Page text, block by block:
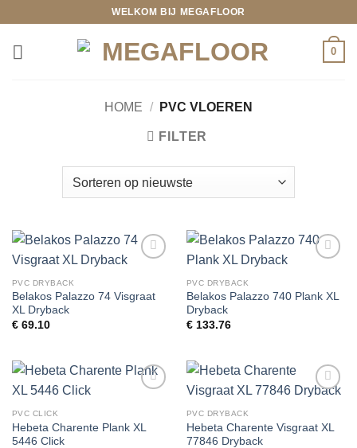
inhoud
WELKOM BIJ MEGAFLOOR
0
HOME / PVC VLOEREN
FILTER
wenslijst
PVC DRYBACK
Belakos Palazzo 74 Visgraat
XL Dryback
€69.10
wenslijst
PVC DRYBACK
Belakos Palazzo 740 Plank XL
Dryback
€133.76
wenslijst
PVC CLICK
Hebeta Charente Plank XL
5446 Click
wenslijst
PVC DRYBACK
Hebeta Charente Visgraat XL
77846 Dryback